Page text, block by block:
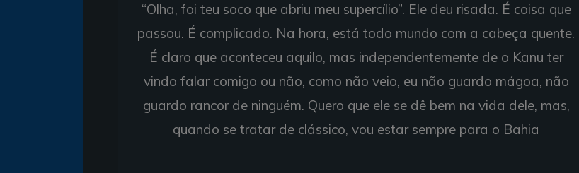
“Olha, foi teu soco que abriu meu supercílio”. Ele deu risada. É coisa que
passou. É complicado. Na hora, está todo mundo com a cabeça quente.
É claro que aconteceu aquilo, mas independentemente de o Kanu ter
vindo falar comigo ou não, como não veio, eu não guardo mágoa, não
guardo rancor de ninguém. Quero que ele se dê bem na vida dele, mas,
quando se tratar de clássico, vou estar sempre para o Bahia